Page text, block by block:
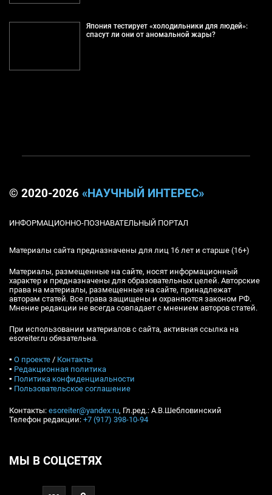
Япония тестирует «холодильники для людей»:
спасут ли они от аномальной жары?
© 2020-2026 «НАУЧНЫЙ ИНТЕРЕС»
ИНФОРМАЦИОННО-ПОЗНАВАТЕЛЬНЫЙ ПОРТАЛ
Материалы сайта предназначены для лиц 16 лет и старше (16+)
Материалы, размещенные на сайте, носят информационный
характер и предназначены для образовательных целей. Авторские
права на материалы, размещенные на сайте, принадлежат
авторам статей. Все права защищены и охраняются законом РФ.
Мнение редакции не всегда совпадает с мнением авторов статей.
При использовании материалов с сайта, активная ссылка на
esoreiter.ru обязательна.
▪ О проекте / Контакты
▪ Редакционная политика
▪ Политика конфиденциальности
▪ Пользовательское соглашение
Контакты: esoreiter@yandex.ru, Гл.ред.: А.В.Шебловинский
Телефон редакции: +7 (917) 398-10-94
МЫ В СОЦСЕТЯХ